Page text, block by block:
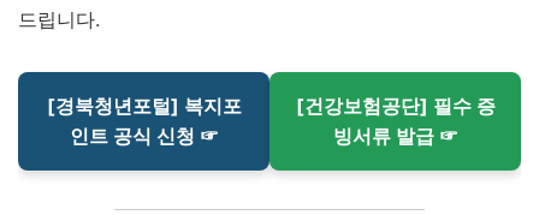
드립니다.
[경북청년포털] 복지포
인트 공식 신청 ☞
[건강보험공단] 필수 증
빙서류 발급 ☞